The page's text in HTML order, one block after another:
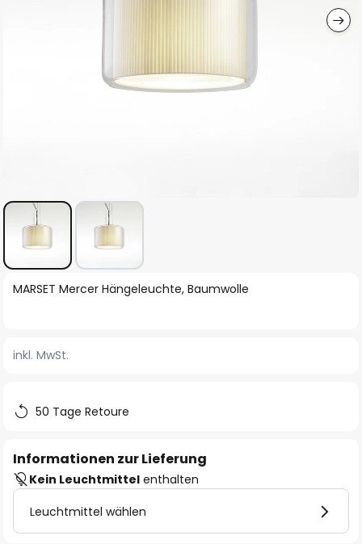
Zum
springen
MARSET Mercer Hängeleuchte, Baumwolle
inkl. MwSt.
50 Tage Retoure
Informationen zur Lieferung
Kein Leuchtmittel enthalten
Leuchtmittel wählen